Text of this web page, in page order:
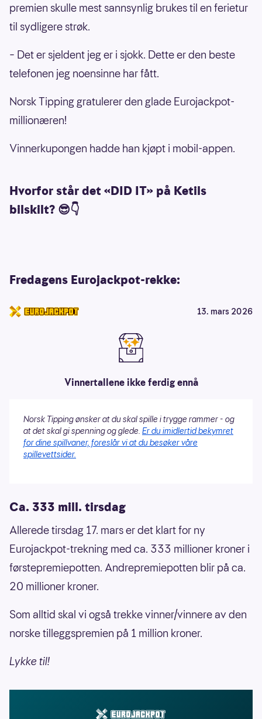
premien skulle mest sannsynlig brukes til en ferietur
til sydligere strøk.
– Det er sjeldent jeg er i sjokk. Dette er den beste
telefonen jeg noensinne har fått.
Norsk Tipping gratulerer den glade Eurojackpot-
millionæren!
Vinnerkupongen hadde han kjøpt i mobil-appen.
Hvorfor står det «DID IT» på Ketils
bilskilt? 😎👇
Fredagens Eurojackpot-rekke:
13. mars 2026
Vinnertallene ikke ferdig ennå
Norsk Tipping ønsker at du skal spille i trygge rammer - og
at det skal gi spenning og glede. Er du imidlertid bekymret
for dine spillvaner, foreslår vi at du besøker våre
spillevettsider.
Ca. 333 mill. tirsdag
Allerede tirsdag 17. mars er det klart for ny
Eurojackpot-trekning med ca. 333 millioner kroner i
førstepremiepotten. Andrepremiepotten blir på ca.
20 millioner kroner.
Som alltid skal vi også trekke vinner/vinnere av den
norske tilleggspremien på 1 million kroner.
Lykke til!